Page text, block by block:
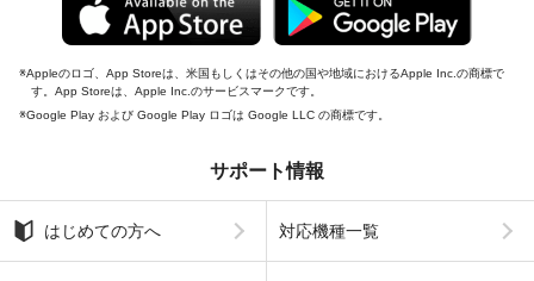
Appleのロゴ、App Storeは、米国もしくはその他の国や地域におけるApple Inc.の商標で
す。App Storeは、Apple Inc.のサービスマークです。
Google Play および Google Play ロゴは Google LLC の商標です。
サポート情報
はじめての方へ 対応機種一覧